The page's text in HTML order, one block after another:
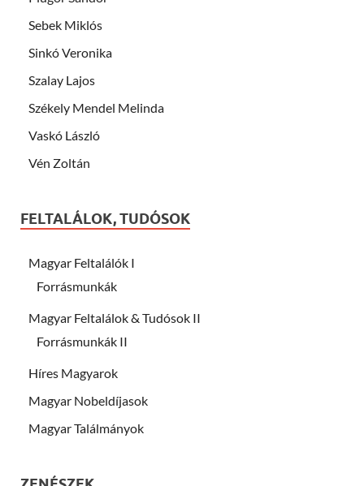
Sebek Miklós
Sinkó Veronika
Szalay Lajos
Székely Mendel Melinda
Vaskó László
Vén Zoltán
FELTALÁLOK, TUDÓSOK
Magyar Feltalálók I
Forrásmunkák
Magyar Feltalálok & Tudósok II
Forrásmunkák II
Híres Magyarok
Magyar Nobeldíjasok
Magyar Találmányok